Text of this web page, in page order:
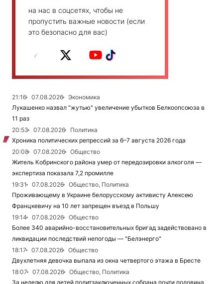
на нас в соцсетях, чтобы не
пропустить важные новости (если
это безопасно для вас)
21:16 07.08.2026
Экономика
Лукашенко назвал "жутью" увеличение убытков Белкоопсоюза в
11 раз
20:53
07.08.2026
Политика
Хроника политических репрессий за 6–7 августа 2026 года
20:08
07.08.2026
Общество
Житель Кобринского района умер от передозировки алкоголя —
экспертиза показала 7,2 промилле
19:31
07.08.2026
Общество, Политика
Проживающему в Украине белорусскому активисту Алексею
Францкевичу на 10 лет запрещен въезд в Польшу
19:14
07.08.2026
Общество
Более 340 аварийно-восстановительных бригад задействовано в
ликвидации последствий непогоды — "Белэнерго"
18:17
07.08.2026
Общество
Двухлетняя девочка выпала из окна четвертого этажа в Бресте
18:07
07.08.2026
Общество, Политика
За неделю для детей политзаключенных собрана почти половина